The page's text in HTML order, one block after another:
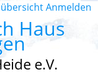
Anmelden
Haus
e.V.